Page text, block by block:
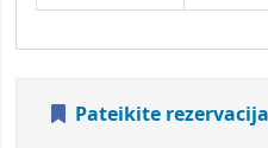
Pateikite rezervacija